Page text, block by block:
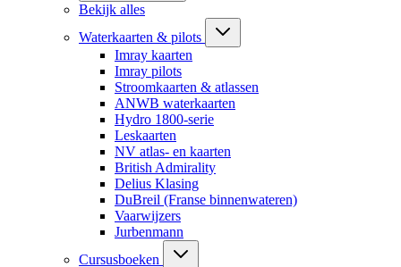
Bekijk alles
Waterkaarten & pilots
Imray kaarten
Imray pilots
Stroomkaarten & atlassen
ANWB waterkaarten
Hydro 1800-serie
Leskaarten
NV atlas- en kaarten
British Admirality
Delius Klasing
DuBreil (Franse binnenwateren)
Vaarwijzers
Jurbenmann
Cursusboeken